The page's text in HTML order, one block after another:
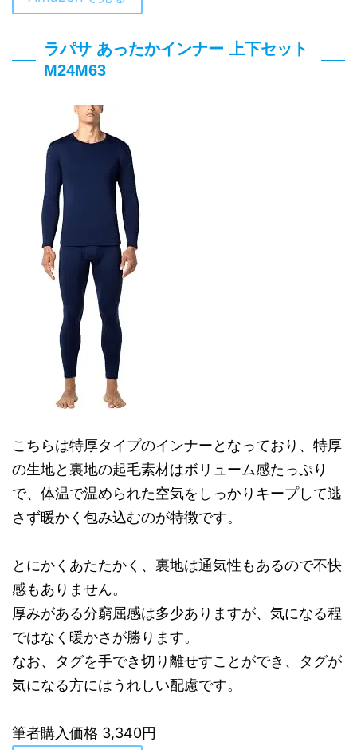
ラパサ あったかインナー 上下セット
M24M63
こちらは特厚タイプのインナーとなっており、特厚
の生地と裏地の起毛素材はボリューム感たっぷり
で、体温で温められた空気をしっかりキープして逃
さず暖かく包み込むのが特徴です。
とにかくあたたかく、裏地は通気性もあるので不快
感もありません。
厚みがある分窮屈感は多少ありますが、気になる程
ではなく暖かさが勝ります。
なお、タグを手でき切り離せすことができ、タグが
気になる方にはうれしい配慮です。
筆者購入価格 3,340円